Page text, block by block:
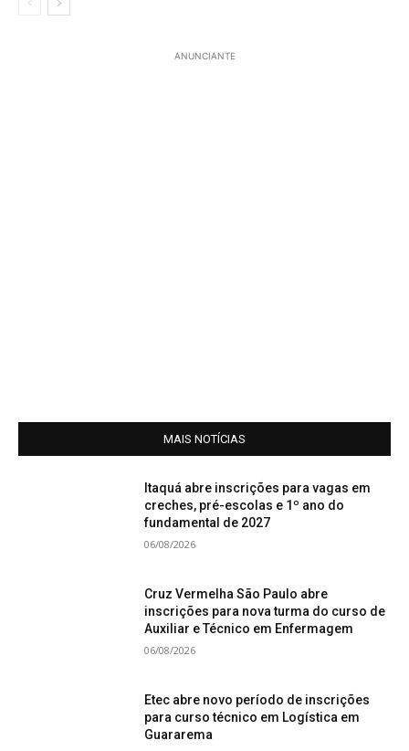
ANUNCIANTE
MAIS NOTÍCIAS
Itaquá abre inscrições para vagas em
creches, pré-escolas e 1º ano do
fundamental de 2027
06/08/2026
Cruz Vermelha São Paulo abre
inscrições para nova turma do curso de
Auxiliar e Técnico em Enfermagem
06/08/2026
Etec abre novo período de inscrições
para curso técnico em Logística em
Guararema